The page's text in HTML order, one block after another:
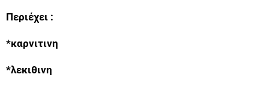
Περιέχει :
*καρνιτινη
*λεκιθινη